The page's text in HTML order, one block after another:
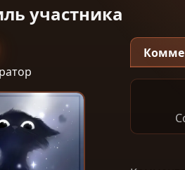
участника